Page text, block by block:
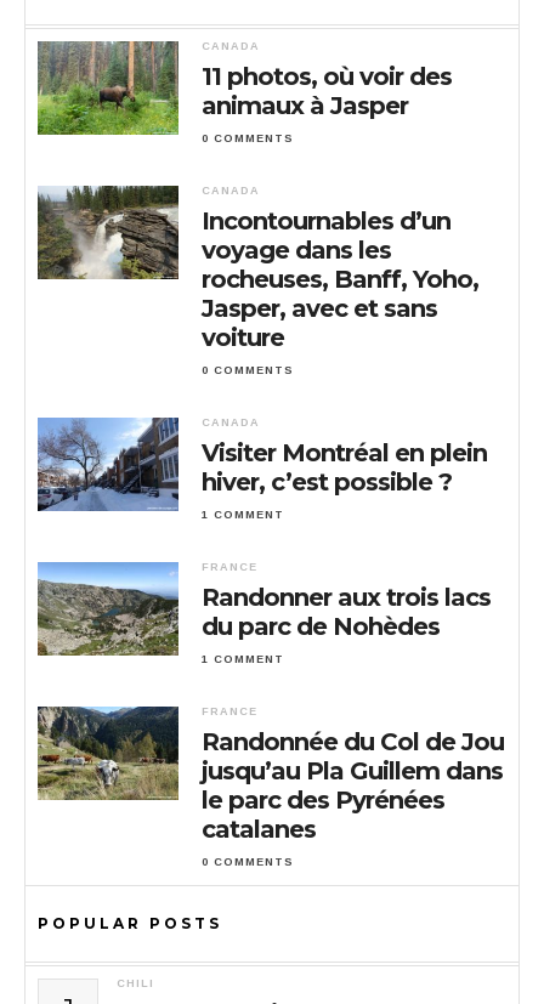
CANADA
11 photos, où voir des
animaux à Jasper
0 COMMENTS
CANADA
Incontournables d’un
voyage dans les
rocheuses, Banff, Yoho,
Jasper, avec et sans
voiture
0 COMMENTS
CANADA
Visiter Montréal en plein
hiver, c’est possible ?
1 COMMENT
FRANCE
Randonner aux trois lacs
du parc de Nohèdes
1 COMMENT
FRANCE
Randonnée du Col de Jou
jusqu’au Pla Guillem dans
le parc des Pyrénées
catalanes
0 COMMENTS
POPULAR POSTS
CHILI